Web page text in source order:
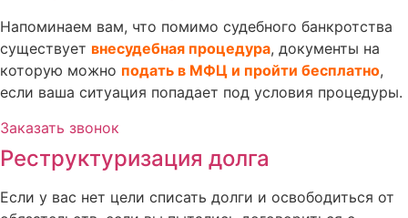
Напоминаем вам, что помимо судебного банкротства
существует внесудебная процедура, документы на
которую можно подать в МФЦ и пройти бесплатно,
если ваша ситуация попадает под условия процедуры.
Заказать звонок
Реструктуризация долга
Если у вас нет цели списать долги и освободиться от